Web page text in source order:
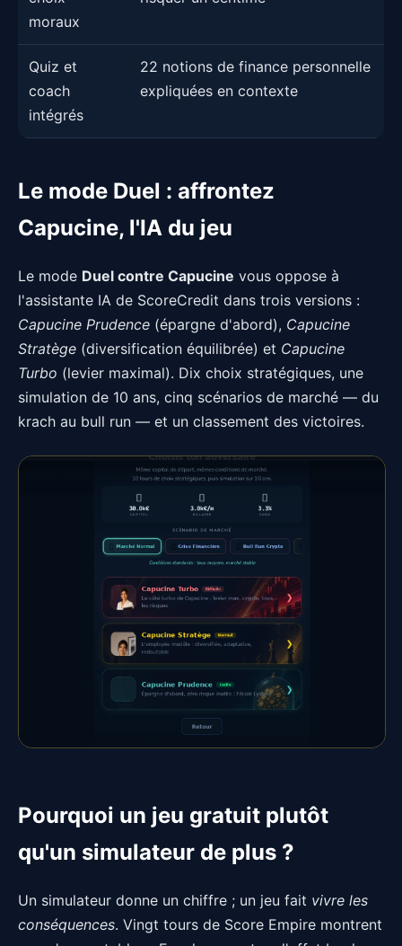
moraux
Quiz et
coach
intégrés
22 notions de finance personnelle
expliquées en contexte
Le mode Duel : affrontez
Capucine, l'IA du jeu
Le mode Duel contre Capucine vous oppose à
l'assistante IA de ScoreCredit dans trois versions :
Capucine Prudence (épargne d'abord), Capucine
Stratège (diversification équilibrée) et Capucine
Turbo (levier maximal). Dix choix stratégiques, une
simulation de 10 ans, cinq scénarios de marché — du
krach au bull run — et un classement des victoires.
Pourquoi un jeu gratuit plutôt
qu'un simulateur de plus ?
Un simulateur donne un chiffre ; un jeu fait vivre les
conséquences. Vingt tours de Score Empire montrent